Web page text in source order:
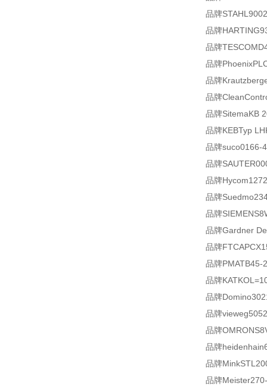
品牌
品牌
品牌
品牌
品牌
品牌
品牌SitemaKB
品牌KEBTyp
品牌suco0166-
品牌
品牌
品牌
品牌
品牌Gardner
品牌
品牌PMATB45-
品牌
品牌
品牌
品牌
品牌
品牌
品牌